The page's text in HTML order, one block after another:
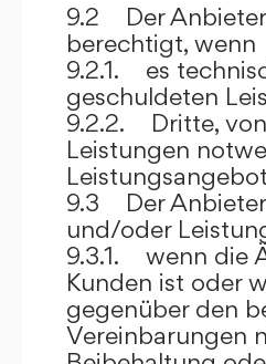
9.2 Der Anbieter
berechtigt, wenn
9.2.1. es
geschuldeten
9.2.2. Dritte, von
Leistungen
9.3 Der Anbieter
und/oder
9.3.1. wenn die
Kunden ist oder
gegenüber den
Vereinbarungen